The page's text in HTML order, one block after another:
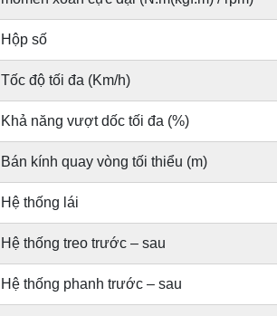
Hộp số
Tốc độ tối đa (Km/h)
Khả năng vượt dốc tối đa (%)
Bán kính quay vòng tối thiểu (m)
Hệ thống lái
Hệ thống treo trước – sau
Hệ thống phanh trước – sau